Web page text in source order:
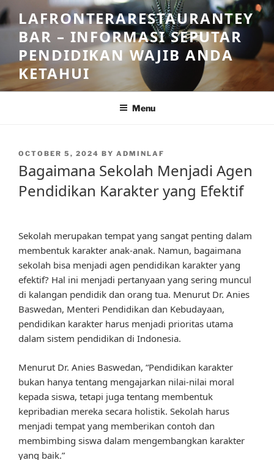
Skip
to
content
LAFRONTERARESTAURANTEY
BAR – INFORMASI SEPUTAR
PENDIDIKAN WAJIB ANDA
KETAHUI
Menu
POSTED
OCTOBER 5, 2024 BY ADMINLAF
Bagaimana Sekolah Menjadi Agen
Pendidikan Karakter yang Efektif
Sekolah merupakan tempat yang sangat penting dalam
membentuk karakter anak-anak. Namun, bagaimana
sekolah bisa menjadi agen pendidikan karakter yang
efektif? Hal ini menjadi pertanyaan yang sering muncul
di kalangan pendidik dan orang tua. Menurut Dr. Anies
Baswedan, Menteri Pendidikan dan Kebudayaan,
pendidikan karakter harus menjadi prioritas utama
dalam sistem pendidikan di Indonesia.
Menurut Dr. Anies Baswedan, “Pendidikan karakter
bukan hanya tentang mengajarkan nilai-nilai moral
kepada siswa, tetapi juga tentang membentuk
kepribadian mereka secara holistik. Sekolah harus
menjadi tempat yang memberikan contoh dan
membimbing siswa dalam mengembangkan karakter
yang baik.”